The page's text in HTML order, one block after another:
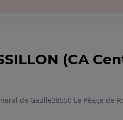
(CA
de Gaulle38550 Le Péage-de-